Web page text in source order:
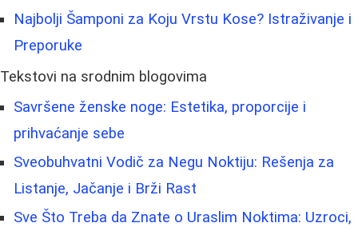
Najbolji Šamponi za Koju Vrstu Kose? Istraživanje i
Preporuke
Tekstovi na srodnim blogovima
Savršene ženske noge: Estetika, proporcije i
prihvaćanje sebe
Sveobuhvatni Vodič za Negu Noktiju: Rešenja za
Listanje, Jačanje i Brži Rast
Sve Što Treba da Znate o Uraslim Noktima: Uzroci,